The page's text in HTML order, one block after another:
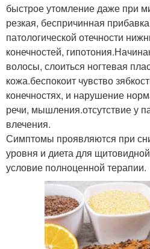
быстрое утомление даже при
резкая, беспричинная
патологической отечности
конечностей,
волосы, слоиться ногтевая
кожа.беспокоит чувство
конечностях, и нарушение
речи, мышления.отсутствие у
влечения.
Симптомы проявляются при
уровня и диета для
условие полноценной терапии.